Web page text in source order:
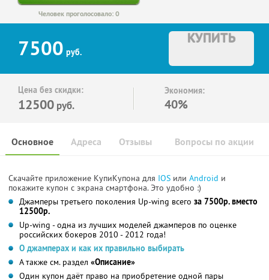
Человек проголосовало: 0
7500 руб.
КУПИТЬ
Цена без скидки:
12500 руб.
Экономия:
40%
Основное Отзывы Вопросы по акции
Адреса
Скачайте приложение КупиКупона для IOS или Android и
покажите купон с экрана смартфона. Это удобно :)
Джамперы третьего поколения Up-wing всего за 7500р. вместо
12500р.
Up-wing - одна из лучших моделей джамперов по оценке
российских бокеров 2010 - 2012 года!
О джамперах и как их правильно выбирать
А также см. раздел «Описание»
Один купон даёт право на приобретение одной пары